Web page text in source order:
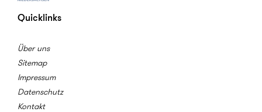
Quicklinks
Über uns
Sitemap
Impressum
Datenschutz
Kontakt